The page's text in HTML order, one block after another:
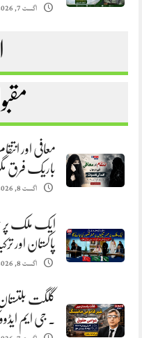
اگست 7, 2026
معافی اور
باریک فرق
اگست 8, 2026
ایک ملک پر
پاکستان اور
اگست 8, 2026
گلگت
. جی ایم